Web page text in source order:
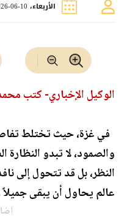
الأربعاء، 10-06-2026
الوكيل الإخباري- كتب
في غزة، حيث تختلط
والصمود، لا تبدو
النظر، بل قد تتحول إلى
عالم يحاول أن يبقى